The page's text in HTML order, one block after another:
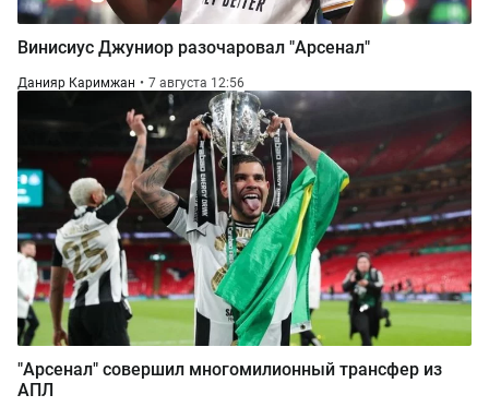
Винисиус Джуниор разочаровал "Арсенал"
Данияр Каримжан 7 августа 12:56
"Арсенал" совершил многомилионный трансфер из
АПЛ